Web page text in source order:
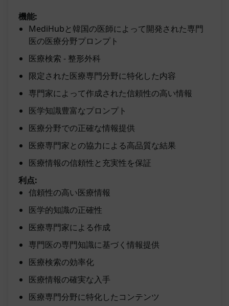
機能:
MediHubと韓国の医師によって開発された専門
医の医療分野プロンプト
医療検索 - 整形外科
限定された医療専門分野に特化した内容
専門家によって作成された信頼性の高い情報
医学知識豊富なプロンプト
医療分野での正確な情報提供
医療専門家との協力による高品質な結果
医療情報の信頼性と充実性を保証
利点:
信頼性の高い医療情報
医学的知識の正確性
医療専門家による作成
専門医の専門知識に基づく情報提供
医療検索の効率化
医療情報の確実な入手
医療専門分野に特化したコンテンツ